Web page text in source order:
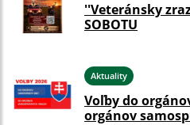
''Veteránsky
SOBOTU
Aktuality
Voľby do
orgánov